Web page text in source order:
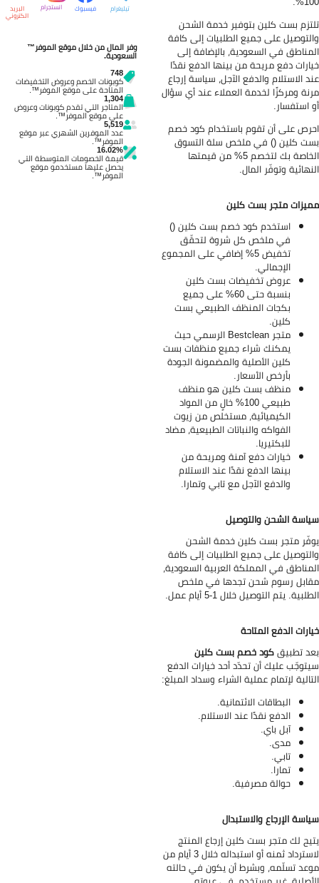
بست كلين بتوفير خدمة الشحن
على جميع الطلبيات إلى كافة
في السعودية، بالإضافة إلى
دفع مريحة من بينها الدفع نقدًا
الاستلام والدفع الآجل، سياسة إرجاع
ومركزًا لخدمة العملاء عند أي سؤال
استفسار.
على أن تقوم باستخدام كود خصم
كلين () في ملخص سلة التسوق
الخاصة بك لتخصم 5% من قيمتها
وتوفّر المال.
متجر بست كلين
استخدم كود خصم بست كلين ()
في ملخص كل شروة لتحقّق
تخفيض 5% إضافي على المجموع
الإجمالي.
عروض تخفيضات بست كلين
بنسبة حتى 60% على جميع
بكجات المنظف الطبيعي بست
كلين.
متجر Bestclean الرسمي حيث
يمكنك شراء جميع منظفات بست
كلين الأصلية والمضمونة الجودة
بأرخص الأسعار.
منظف بست كلين هو منظف
طبيعي 100% خالٍ من المواد
الكيميائية، مستخلص من زيوت
الفواكه والنباتات الطبيعية، مضاد
للبكتيريا.
خيارات دفع آمنة ومريحة من
بينها الدفع نقدًا عند الاستلام
والدفع الآجل مع تابي وتمارا.
الشحن والتوصيل
متجر بست كلين خدمة الشحن
على جميع الطلبيات إلى كافة
في المملكة العربية السعودية،
رسوم شحن تجدها في ملخص
يتم التوصيل خلال 1-5 أيام عمل.
الدفع المتاحة
تطبيقكود خصم بست كلين
عليك أن تحدّد أحد خيارات الدفع
لإتمام عملية الشراء وسداد المبلغ:
البطاقات الائتمانية.
الدفع نقدًا عند الاستلام.
آبل باي.
مدى.
تابي.
تمارا.
حوالة مصرفية.
الإرجاع والاستبدال
لك متجر بست كلين إرجاع المنتج
لاسترداد ثمنه أو استبداله خلال 3 أيام من
تسلّمه، وبشرط أن يكون في حالته
تيليغرام فيسبوك انستجرام البريد
الكتروني
وفر المال من خلال موقع الموفر™
السعودية.
748
كوبونات الخصم وعروض التخفيضات
المتاحة على موقع الموفر™.
1,304
المتاجر التي تقدم كوبونات وعروض
على موقع الموفر™.
5,519
عدد الموفرين الشهري عبر موقع
الموفر™.
16.02%
قيمة الخصومات المتوسطة التي
يحصل عليها مستخدمو موقع
الموفر™.